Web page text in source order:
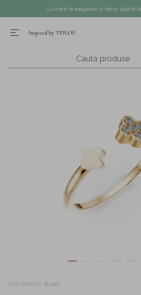
Livrare la easybox și retur până
COD PRODUS 184482